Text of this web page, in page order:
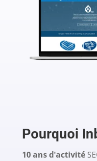
Pourquoi
10 ans d'activité